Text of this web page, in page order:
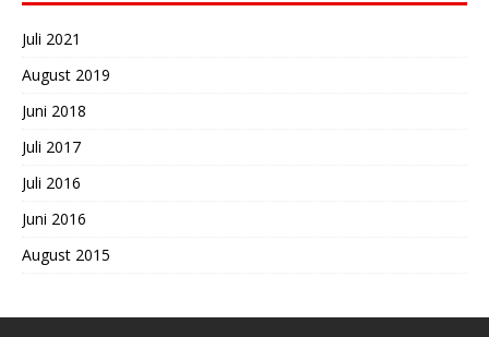
Juli 2021
August 2019
Juni 2018
Juli 2017
Juli 2016
Juni 2016
August 2015